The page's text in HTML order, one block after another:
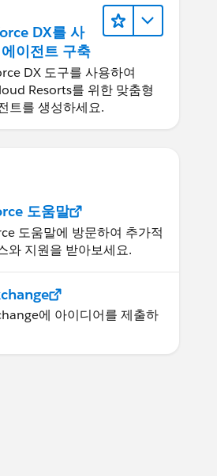
DX를 사
이전트 구축
DX 도구를 사용하여
Resorts를 위한 맞춤형
트를 생성하세요.
도움말
도움말에 방문하여 추가적
와 지원을 받아보세요.
에 아이디어를 제출하